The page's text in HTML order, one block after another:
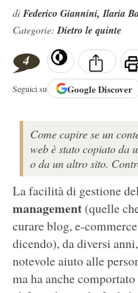
di Federico Giannini, Ilaria
Categorie:Dietro le quinte
4
Seguici su GoogleDiscover
Come capire se un
web è stato copiato da
o da un altro sito.
La facilità di gestione
management(quelle
curare blog, e-
dicendo), da diversi
notevole aiuto alle
ma ha anche